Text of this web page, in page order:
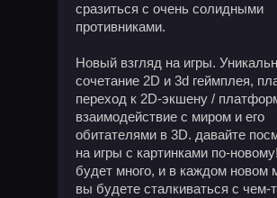
сразиться с очень солидными
противниками.
Новый взгляд на игры.
сочетание 2D и 3d геймплея,
переход к 2D-экшену /
взаимодействие с миром и его
обитателями в 3D. давайте
на игры с картинками по-
будет много, и в каждом новом
вы будете сталкиваться с чем-